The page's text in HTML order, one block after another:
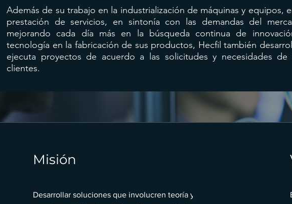
​Además de su trabajo en la industrialización de máquinas y equipos,
prestación de servicios, en sintonía con las demandas del
mejorando cada día más en la búsqueda continua de
tecnología en la fabricación de sus productos, Hecfil también
ejecuta proyectos de acuerdo a las solicitudes y necesidades de
clientes.
Misión
Desarrollar soluciones que involucren teoría y práctica,